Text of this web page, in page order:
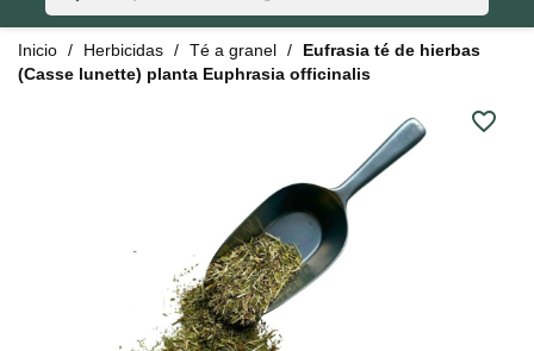
Inicio Herbicidas Té a granel
Eufrasia té de hierbas
(Casse lunette) planta Euphrasia officinalis
favorite_border